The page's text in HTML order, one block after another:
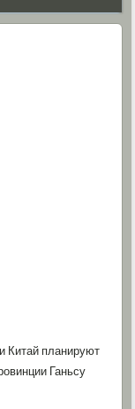
Китай планируют
Ганьсу